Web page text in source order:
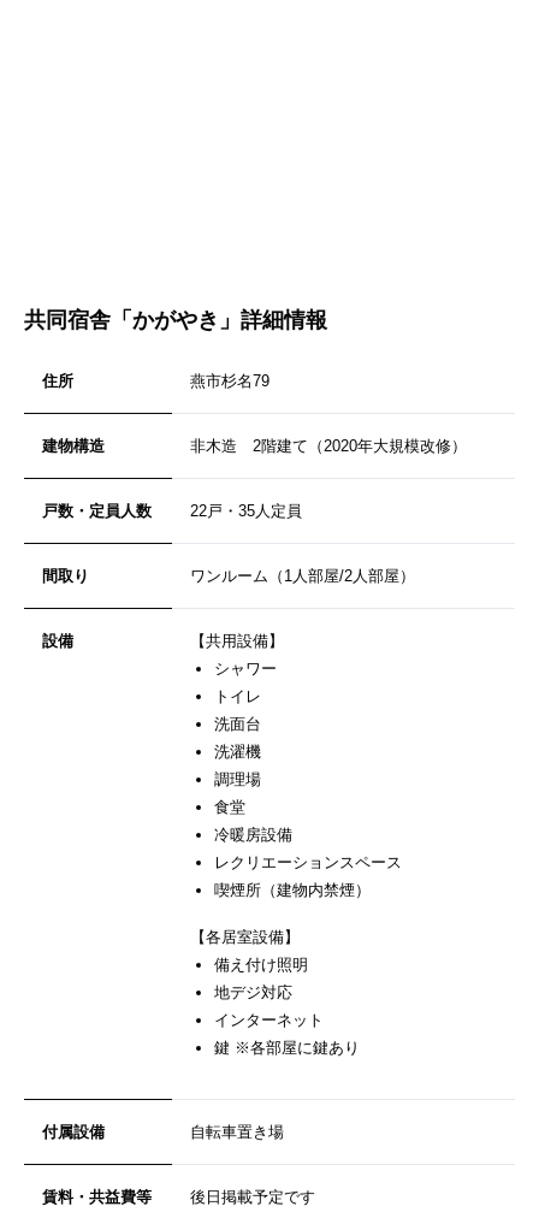
共同宿舎「かがやき」詳細情報
住所 燕市杉名79
建物構造 非木造 2階建て（2020年大規模改修）
戸数・定員人数 22戸・35人定員
間取り ワンルーム（1人部屋/2人部屋）
設備
【共用設備】
シャワー
トイレ
洗面台
洗濯機
調理場
食堂
冷暖房設備
レクリエーションスペース
喫煙所（建物内禁煙）
【各居室設備】
備え付け照明
地デジ対応
インターネット
鍵 ※各部屋に鍵あり
付属設備 自転車置き場
賃料・共益費等 後日掲載予定です